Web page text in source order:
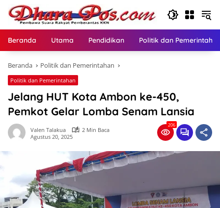
Langsung
konten
Beranda Utama Pendidikan Politik dan
Beranda Politik dan Pemerintahan
Politik dan Pemerintahan
Jelang HUT Kota Ambon ke-450,
Pemkot Gelar Lomba Senam Lansia
Valen Talakua
2 Min Baca
Agustus 20, 2025
206